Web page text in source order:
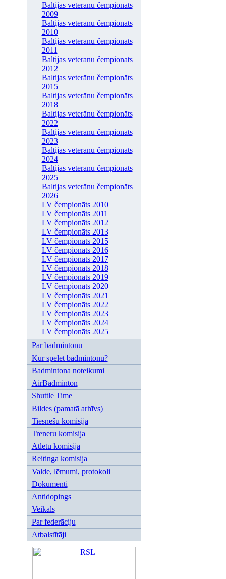
Baltijas veterānu čempionāts
2009
Baltijas veterānu čempionāts
2010
Baltijas veterānu čempionāts
2011
Baltijas veterānu čempionāts
2012
Baltijas veterānu čempionāts
2015
Baltijas veterānu čempionāts
2018
Baltijas veterānu čempionāts
2022
Baltijas veterānu čempionāts
2023
Baltijas veterānu čempionāts
2024
Baltijas veterānu čempionāts
2025
Baltijas veterānu čempionāts
2026
LV čempionāts 2010
LV čempionāts 2011
LV čempionāts 2012
LV čempionāts 2013
LV čempionāts 2015
LV čempionāts 2016
LV čempionāts 2017
LV čempionāts 2018
LV čempionāts 2019
LV čempionāts 2020
LV čempionāts 2021
LV čempionāts 2022
LV čempionāts 2023
LV čempionāts 2024
LV čempionāts 2025
Par badmintonu
Kur spēlēt badmintonu?
Badmintona noteikumi
AirBadminton
Shuttle Time
Bildes (pamatā arhīvs)
Tiesnešu komisija
Treneru komisija
Atlētu komisija
Reitinga komisija
Valde, lēmumi, protokoli
Dokumenti
Antidopings
Veikals
Par federāciju
Atbalstītāji